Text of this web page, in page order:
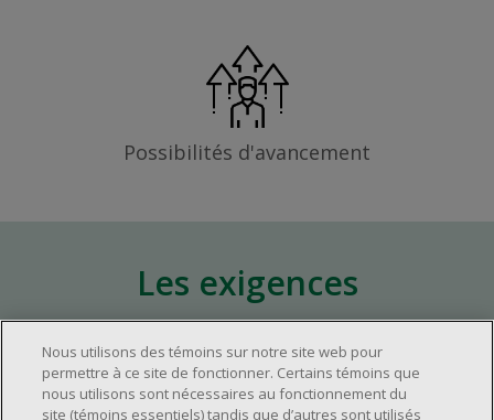
Possibilités d'avancement
Les exigences
Environ un (1) an d'expérience pertinente
dans l'industrie du commerce de détail.
Environ un (1) an d'expérience à un poste de
Nous utilisons des témoins sur notre site web pour
permettre à ce site de fonctionner. Certains témoins que
nous utilisons sont nécessaires au fonctionnement du
site (témoins essentiels) tandis que d’autres sont utilisés